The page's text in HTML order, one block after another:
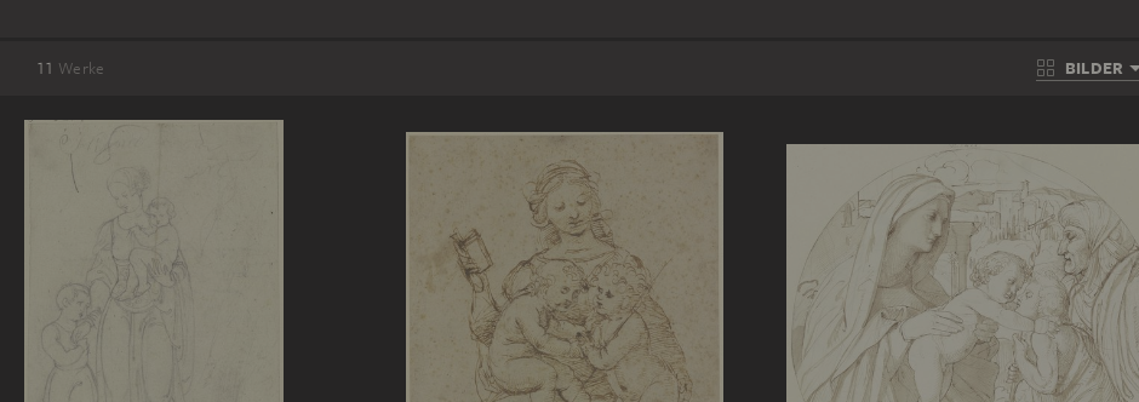
11 Werke BILDER